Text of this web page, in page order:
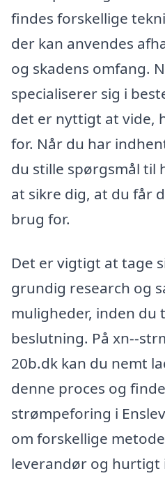
findes forskellige
der kan anvendes
og skadens omfang.
specialiserer sig i
det er nyttigt at vide,
for. Når du har
du stille spørgsmål til
at sikre dig, at du får
brug for.
Det er vigtigt at tage
grundig research og
muligheder, inden
beslutning. På xn--
20b.dk kan du nemt
denne proces og
strømpeforing i
om forskellige
leverandør og